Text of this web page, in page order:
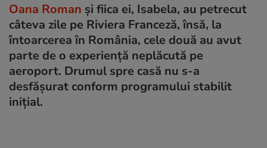
Oana Roman și fiica ei, Isabela, au petrecut
câteva zile pe Riviera Franceză, însă, la
întoarcerea în România, cele două au avut
parte de o experiență neplăcută pe
aeroport. Drumul spre casă nu s-a
desfășurat conform programului stabilit
inițial.